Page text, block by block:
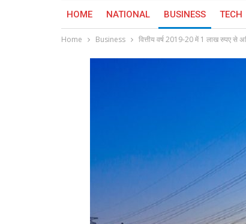
HOME NATIONAL BUSINESS TECH
Home Business वित्तीय वर्ष 2019-20 में 1 लाख रुपए से